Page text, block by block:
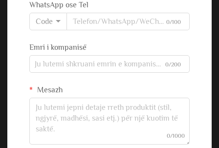
WhatsApp ose Tel
Code
0/100
Emri i kompanisë
0/200
Mesazh
0/1000